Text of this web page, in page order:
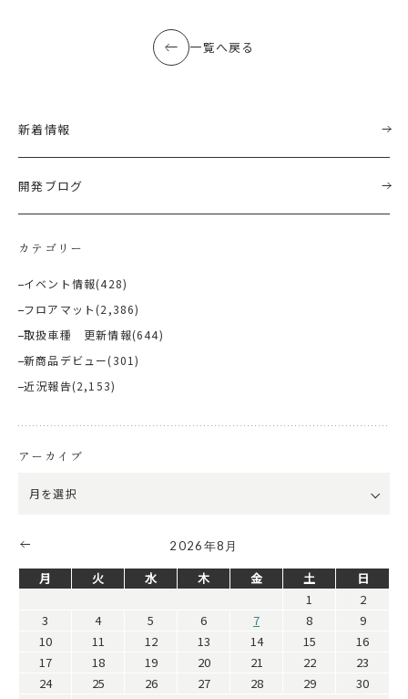
一覧へ戻る
新着情報
開発ブログ
カテゴリー
イベント情報(428)
フロアマット (2,386)
取扱車種 更新情報(644)
新商品デビュー(301)
近況報告(2,153)
アーカイブ
2026年8月
月 火 水 木 金 土
日
1
2
3
4 5 6 7 8
9
10
11 12 13 14 15
16
17
18 19 20 21 22
23
24
25 26 27 28 29
30